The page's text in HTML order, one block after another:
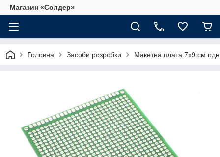
Магазин «Солдер»
Головна Засоби розробки Макетна плата 7х9 см